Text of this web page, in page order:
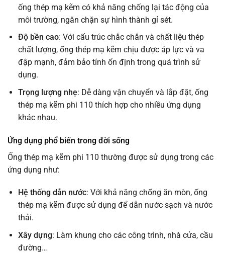
ống thép mạ kẽm có khả năng chống lại tác động của
môi trường, ngăn chặn sự hình thành gỉ sét.
Độ bền cao: Với cấu trúc chắc chắn và chất liệu thép
chất lượng, ống thép mạ kẽm chịu được áp lực và va
đập mạnh, đảm bảo tính ổn định trong quá trình sử
dụng.
Trọng lượng nhẹ: Dễ dàng vận chuyển và lắp đặt, ống
thép mạ kẽm phi 110 thích hợp cho nhiều ứng dụng
khác nhau.
Ứng dụng phổ biến trong đời sống
Ống thép mạ kẽm phi 110 thường được sử dụng trong các
ứng dụng như:
Hệ thống dẫn nước: Với khả năng chống ăn mòn, ống
thép mạ kẽm được sử dụng để dẫn nước sạch và nước
thải.
Xây dựng: Làm khung cho các công trình, nhà cửa, cầu
đường…